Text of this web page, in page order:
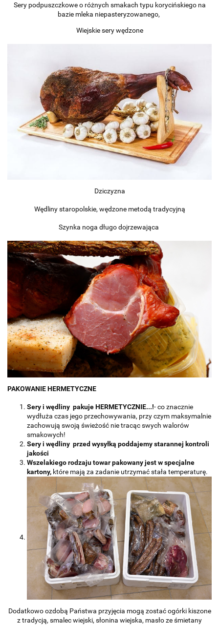
Sery podpuszczkowe o różnych smakach typu korycińskiego na
bazie mleka niepasteryzowanego,
Wiejskie sery wędzone
Dziczyzna
Wędliny staropolskie, wędzone metodą tradycyjną
Szynka noga długo dojrzewająca
PAKOWANIE HERMETYCZNE
Sery i wędliny pakuje HERMETYCZNIE...!- co znacznie
wydłuża czas jego przechowywania, przy czym maksymalnie
zachowują swoją świeżość nie tracąc swych walorów
smakowych!
Sery i wędliny przed wysyłką poddajemy starannej kontroli
jakości
Wszelakiego rodzaju towar pakowany jest w specjalne
kartony, które mają za zadanie utrzymać stała temperaturę.
Dodatkowo ozdobą Państwa przyjęcia mogą zostać ogórki kiszone
z tradycją, smalec wiejski, słonina wiejska, masło ze śmietany